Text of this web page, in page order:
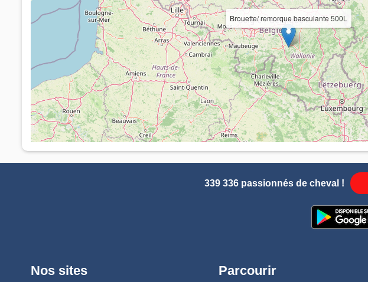
Brouette/ remorque basculante 500L
339 336 passionnés de cheval !
Nos sites Parcourir